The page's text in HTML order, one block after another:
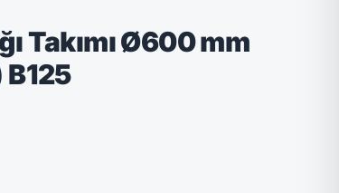
Takımı Ø600 mm